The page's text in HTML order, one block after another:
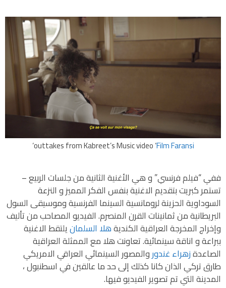
outtakes from Kabreet’s Music video ‘Film Faransi
‘
ففي “فيلم فرنسي” و هي الأغنية الثانية من جلسات الربيع –
تستمر كبريت بتقديم الاغنية بنفس الفكر المميز و النزعة
السوداوية الحزينة لرومانسية السينما الفرنسية وموسيقى السول
البريطانية من ثمانينات القرن المنصرم. الفيديو المصاحب من تأليف
وإخراج المخرجة العراقية الكنديةهلا السلمانيلتقط الاغنية
ببراعة و اناقة سينمائية. تعاونت هلا مع الممثلة العراقية
الصاعدةزهراء غندوروالمصور السينمائي العراقي الامريكي
طارق تركي الذان كانا كذلك إلى حد ما عالقين في اسطنبول ،
المدينة التي تم تصوير الفيديو فيها.